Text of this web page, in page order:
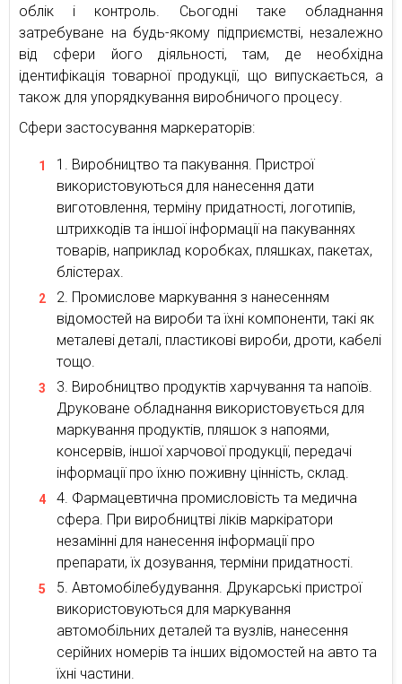
облік і контроль. Сьогодні таке обладнання
затребуване на будь-якому підприємстві, незалежно
від сфери його діяльності, там, де необхідна
ідентифікація товарної продукції, що випускається, а
також для упорядкування виробничого процесу.
Сфери застосування маркераторів:
Виробництво та пакування. Пристрої
використовуються для нанесення дати
виготовлення, терміну придатності, логотипів,
штрихкодів та іншої інформації на пакуваннях
товарів, наприклад коробках, пляшках, пакетах,
блістерах.
Промислове маркування з нанесенням
відомостей на вироби та їхні компоненти, такі як
металеві деталі, пластикові вироби, дроти, кабелі
тощо.
Виробництво продуктів харчування та напоїв.
Друковане обладнання використовується для
маркування продуктів, пляшок з напоями,
консервів, іншої харчової продукції, передачі
інформації про їхню поживну цінність, склад.
Фармацевтична промисловість та медична
сфера. При виробництві ліків маркіратори
незамінні для нанесення інформації про
препарати, їх дозування, терміни придатності.
Автомобілебудування. Друкарські пристрої
використовуються для маркування
автомобільних деталей та вузлів, нанесення
серійних номерів та інших відомостей на авто та
їхні частини.